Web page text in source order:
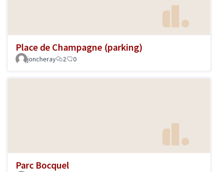
Place de Champagne (parking)
joncheray 2 0
Parc Bocquel